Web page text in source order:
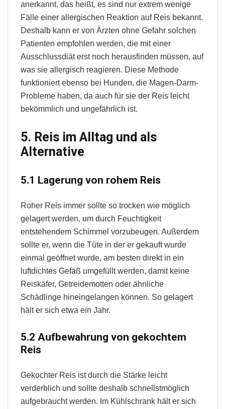
anerkannt, das heißt, es sind nur extrem wenige
Fälle einer allergischen Reaktion auf Reis bekannt.
Deshalb kann er von Ärzten ohne Gefahr solchen
Patienten empfohlen werden, die mit einer
Ausschlussdiät erst noch herausfinden müssen, auf
was sie allergisch reagieren. Diese Methode
funktioniert ebenso bei Hunden, die Magen-Darm-
Probleme haben, da auch für sie der Reis leicht
bekömmlich und ungefährlich ist.
5. Reis im Alltag und als
Alternative
5.1 Lagerung von rohem Reis
Roher Reis immer sollte so trocken wie möglich
gelagert werden, um durch Feuchtigkeit
entstehendem Schimmel vorzubeugen. Außerdem
sollte er, wenn die Tüte in der er gekauft wurde
einmal geöffnet wurde, am besten direkt in ein
luftdichtes Gefäß umgefüllt werden, damit keine
Reiskäfer, Getreidemotten oder ähnliche
Schädlinge hineingelangen können. So gelagert
hält er sich etwa ein Jahr.
5.2 Aufbewahrung von gekochtem
Reis
Gekochter Reis ist durch die Stärke leicht
verderblich und sollte deshalb schnellstmöglich
aufgebraucht werden. Im Kühlschrank hält er sich